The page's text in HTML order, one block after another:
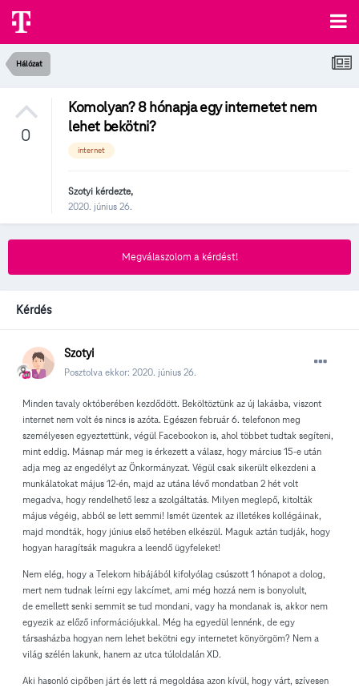
Hálózat
0
Komolyan? 8 hónapja egy internetet nem
lehet bekötni?
internet
Szotyi kérdezte,
2020. június 26.
Megválaszolom a kérdést!
Kérdés
Szotyi
Posztolva ekkor: 2020. június 26.
Minden tavaly októberében kezdődött. Beköltöztünk az új lakásba, viszont
internet nem volt és nincs is azóta. Egészen február 6. telefonon meg
személyesen egyeztettünk, végül Facebookon is, ahol többet tudtak segíteni,
mint eddig. Másnap már meg is érkezett a válasz, hogy március 15-e után
adja meg az engedélyt az Önkormányzat. Végül csak sikerült elkezdeni a
munkálatokat május 12-én, majd az utána lévő mondatban 2 hét volt
megadva, hogy rendelhető lesz a szolgáltatás. Milyen meglepő, kitolták
május végéig, abból se lett semmi! Ismét üzentek az illetékes kollégáinak,
majd mondták, hogy június első hetében elkészül. Maguk aztán tudják, hogy
hogyan haragítsák magukra a leendő ügyfeleket!
Nem elég, hogy a Telekom hibájából kifolyólag csúszott 1 hónapot a dolog,
mert nem tudnak leírni egy lakcímet, ami még hozzá nem is bonyolult,
de emellett senki semmit se tud mondani, vagy ha mondanak is, akkor nem
egyezik az előző információjukkal. Még ha egyedül lennénk, de egy
társasházba hogyan nem lehet bekötni egy internetet könyörgöm? Nem a
világ szélén lakunk, hanem az utca túloldalán XD.
Aki hasonló cipőben járt és lett rá megoldása azon kívül, hogy várt, szívesen